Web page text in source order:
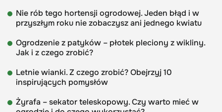
Nie rób tego hortensji ogrodowej. Jeden błąd i w
przyszłym roku nie zobaczysz ani jednego kwiatu
Ogrodzenie z patyków – płotek pleciony z wikliny.
Jak i z czego zrobić?
Letnie wianki. Z czego zrobić? Obejrzyj 10
inspirujących pomysłów
Żyrafa – sekator teleskopowy. Czy warto mieć w